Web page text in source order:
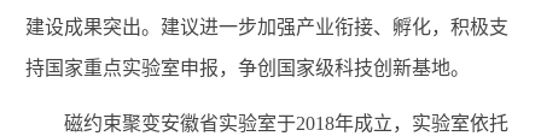
建设成果突出。建议进一步加强产业衔接、孵化，积极支
持国家重点实验室申报，争创国家级科技创新基地。
磁约束聚变安徽省实验室于2018年成立，实验室依托